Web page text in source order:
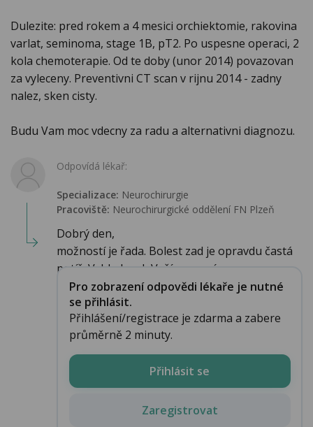
Dulezite: pred rokem a 4 mesici orchiektomie, rakovina
varlat, seminoma, stage 1B, pT2. Po uspesne operaci, 2
kola chemoterapie. Od te doby (unor 2014) povazovan
za vyleceny. Preventivni CT scan v rijnu 2014 - zadny
nalez, sken cisty.
Budu Vam moc vdecny za radu a alternativni diagnozu.
Odpovídá lékař:
Specializace: Neurochirurgie
Pracoviště: Neurochirurgické oddělení FN Plzeň
Dobrý den,
možností je řada. Bolest zad je opravdu častá
potíž. Vzhledem k Vaší anamnéze...
Pro zobrazení odpovědi lékaře je nutné
se přihlásit.
Přihlášení/registrace je zdarma a zabere
průměrně 2 minuty.
Přihlásit se
Zaregistrovat